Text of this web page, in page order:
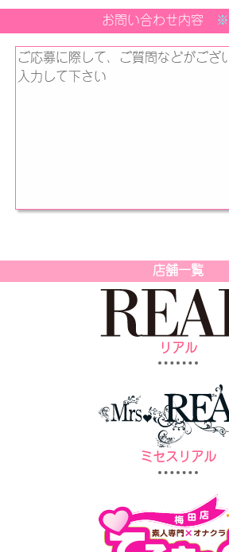
お問い合わせ内容 ※
店舗一覧
リアル
ミセスリアル